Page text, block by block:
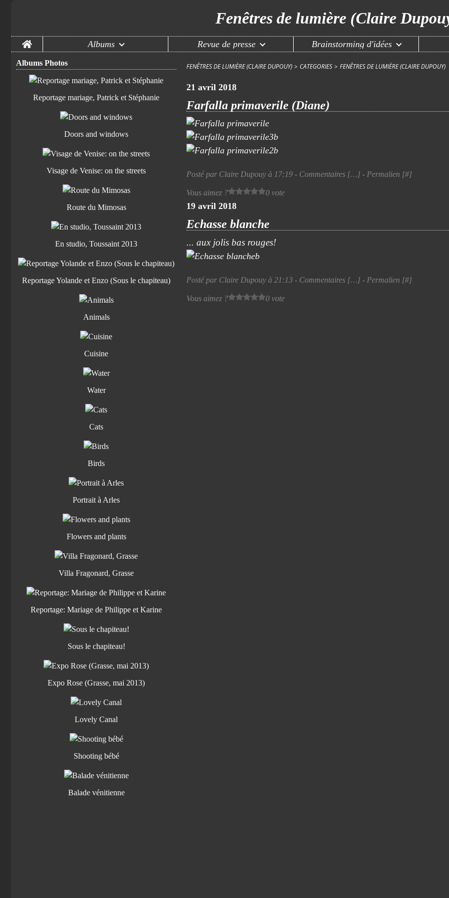
Fenêtres de lumière (Claire
Home Albums Revue de presse Brainstorming d'idées
Albums Photos
Reportage mariage, Patrick et Stéphanie
Doors and windows
Visage de Venise: on the streets
Route du Mimosas
En studio, Toussaint 2013
Reportage Yolande et Enzo (Sous le chapiteau)
Animals
Cuisine
Water
Cats
Birds
Portrait à Arles
Flowers and plants
Villa Fragonard, Grasse
Reportage: Mariage de Philippe et Karine
Sous le chapiteau!
Expo Rose (Grasse, mai 2013)
Lovely Canal
Shooting bébé
Balade vénitienne
FENÊTRES DE LUMIÈRE (CLAIRE DUPOUY) > CATEGORIES > FENÊTRES DE LUMIÈRE (CLAIRE DUPOUY)
21 avril 2018
Farfalla primaverile (Diane)
Posté par Claire Dupouy à 17:19 - Commentaires […] - Permalien [#]
Vous aimez ? 0 vote
19 avril 2018
Echasse blanche
... aux jolis bas rouges!
Posté par Claire Dupouy à 21:13 - Commentaires […] - Permalien [#]
Vous aimez ? 0 vote